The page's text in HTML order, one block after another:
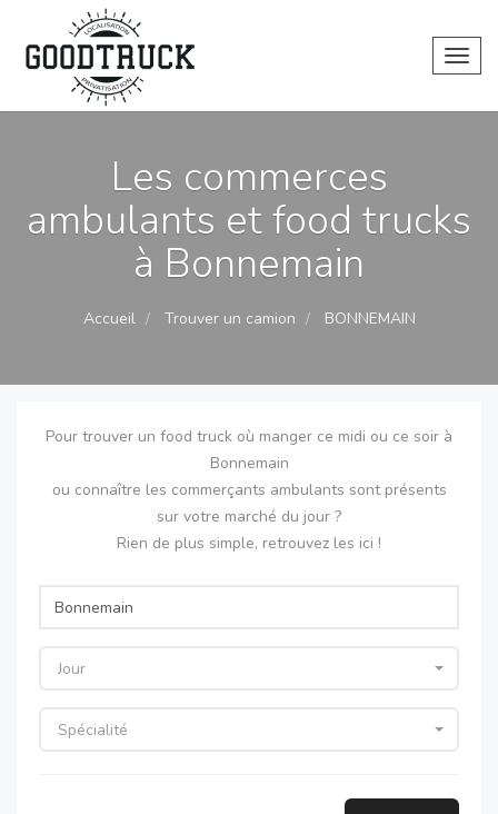
Les commerces
ambulants et food trucks
à Bonnemain
Accueil Trouver un camion BONNEMAIN
Pour trouver un food truck où manger ce midi ou ce soir à
Bonnemain
ou connaître les commerçants ambulants sont présents
sur votre marché du jour ?
Rien de plus simple, retrouvez les ici !
Jour
Spécialité